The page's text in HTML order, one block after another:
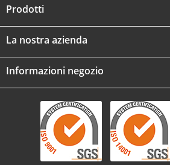
Prodotti
La nostra azienda
Informazioni negozio